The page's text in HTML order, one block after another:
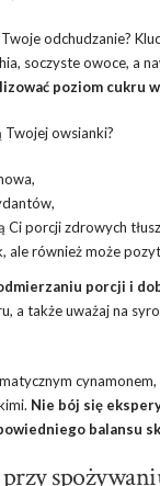
odchudzanie?
soczyste owoce, a
poziom cukru
owsianki?
Ci porcji zdrowych
również może
porcji i
a także uważaj na
Nie bój się
balansu
przy